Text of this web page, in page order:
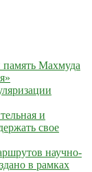
Махмуда
и
свое
научно-
в рамках